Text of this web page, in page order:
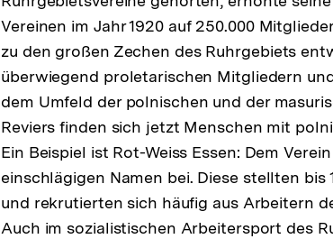
Vereinen im Jahr 1920 auf 250.000
zu den großen Zechen des Ruhrgebiets
überwiegend proletarischen Mitgliedern
dem Umfeld der polnischen und der
Reviers finden sich jetzt Menschen mit
Ein Beispiel ist Rot-Weiss Essen: Dem
einschlägigen Namen bei. Diese stellten
und rekrutierten sich häufig aus Arbeitern
Auch im sozialistischen Arbeitersport des